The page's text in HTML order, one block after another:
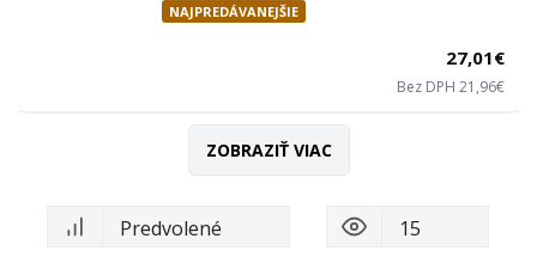
NAJPREDÁVANEJŠIE
27,01€
Bez DPH 21,96€